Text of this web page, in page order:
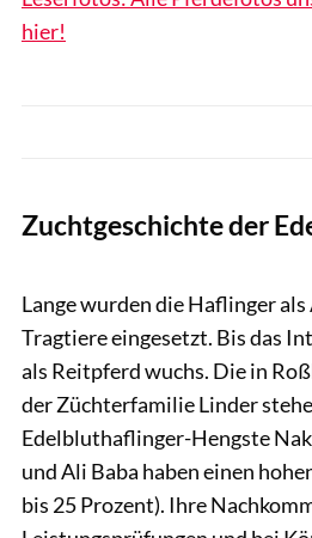
hier!
Zuchtgeschichte der
Lange wurden die Haflinger
Tragtiere eingesetzt. Bis das
als Reitpferd wuchs. Die in
der Züchterfamilie Linder
Edelbluthaflinger-Hengste
und Ali Baba haben einen
bis 25 Prozent). Ihre